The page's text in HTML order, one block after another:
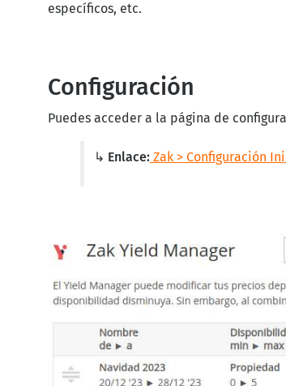
específicos, etc.
Configuración
Puedes acceder a la página de
↳ Enlace: Zak > Configuración